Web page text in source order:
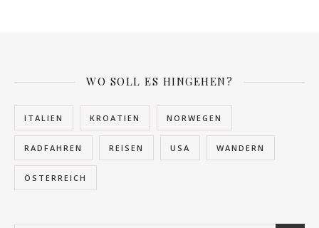
WO SOLL ES HINGEHEN?
ITALIEN KROATIEN NORWEGEN
RADFAHREN REISEN USA WANDERN
ÖSTERREICH